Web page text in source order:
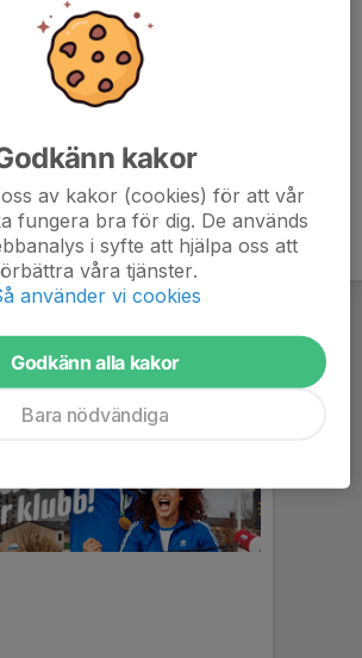
kakor
av kakor (cookies) för att vår
fungera bra för dig. De används
i syfte att hjälpa oss att
våra tjänster.
använder vi cookies
Godkänn alla kakor
Bara nödvändiga